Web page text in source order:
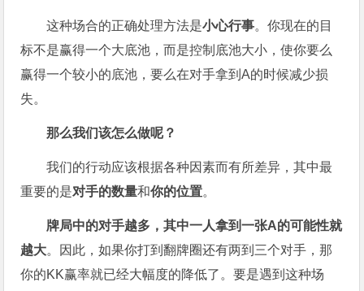
这种场合的正确处理方法是小心行事。你现在的目
标不是赢得一个大底池，而是控制底池大小，使你要么
赢得一个较小的底池，要么在对手拿到A的时候减少损
失。
那么我们该怎么做呢？
我们的行动应该根据各种因素而有所差异，其中最
重要的是对手的数量和你的位置。
牌局中的对手越多，其中一人拿到一张A的可能性就
越大。因此，如果你打到翻牌圈还有两到三个对手，那
你的KK赢率就已经大幅度的降低了。要是遇到这种场